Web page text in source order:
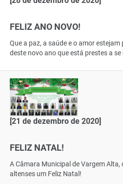
FELIZ ANO NOVO!
Que a paz, a saúde e o amor
deste novo ano que está prestes a se
[21 de dezembro de 2020]
FELIZ NATAL!
A Câmara Municipal de Vargem Alta,
altenses um Feliz Natal!